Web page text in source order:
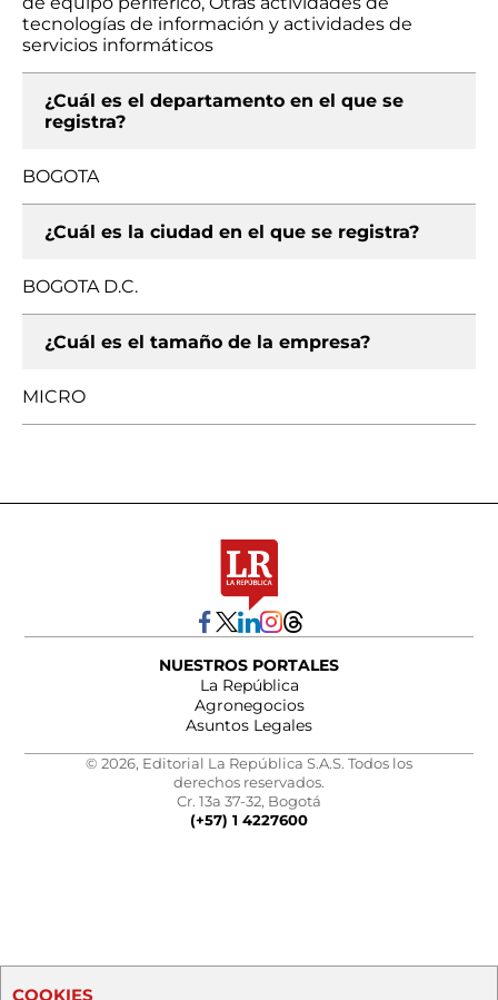
tecnologías de información y actividades de
servicios informáticos
¿Cuál es el departamento en el que se
registra?
BOGOTA
¿Cuál es la ciudad en el que se registra?
BOGOTA D.C.
¿Cuál es el tamaño de la empresa?
MICRO
NUESTROS PORTALES
La República
Agronegocios
Asuntos Legales
© 2026, Editorial La República S.A.S. Todos los
derechos reservados.
Cr. 13a 37-32, Bogotá
(+57) 1 4227600
COOKIES